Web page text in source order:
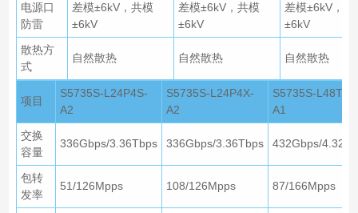
电源口
防雷
差模±6kV，共模
±6kV
差模±6kV，共模
±6kV
差模±6kV，共
±6kV
散热方
式
自然散热 自然散热 自然散热
项目
S5735S-L24P4S-
A2
S5735S-L24P4X-
A2
S5735S-
A1
交换
容量
336Gbps/3.36Tbps 336Gbps/3.36Tbps 432Gbps/
包转
发率
51/126Mpps 108/126Mpps 87/166Mpps